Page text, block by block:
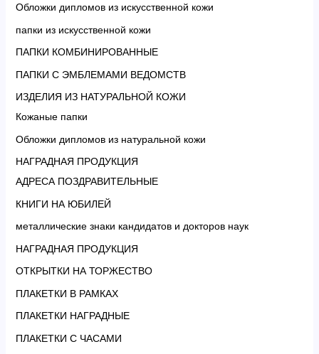
Обложки дипломов из искусственной кожи
папки из искусственной кожи
ПАПКИ КОМБИНИРОВАННЫЕ
ПАПКИ С ЭМБЛЕМАМИ ВЕДОМСТВ
ИЗДЕЛИЯ ИЗ НАТУРАЛЬНОЙ КОЖИ
Кожаные папки
Обложки дипломов из натуральной кожи
НАГРАДНАЯ ПРОДУКЦИЯ
АДРЕСА ПОЗДРАВИТЕЛЬНЫЕ
КНИГИ НА ЮБИЛЕЙ
металлические знаки кандидатов и докторов наук
НАГРАДНАЯ ПРОДУКЦИЯ
ОТКРЫТКИ НА ТОРЖЕСТВО
ПЛАКЕТКИ В РАМКАХ
ПЛАКЕТКИ НАГРАДНЫЕ
ПЛАКЕТКИ С ЧАСАМИ